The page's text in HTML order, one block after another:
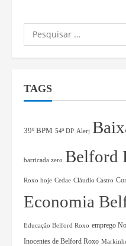
TAGS
39º BPM 54ª DP Alerj
barricada zero Belford
Roxo hoje Cedae Cláudio Castro
Economia
Educação Belford Roxo emprego
Inocentes de Belford Roxo